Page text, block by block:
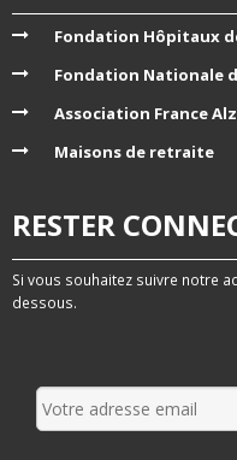
Fondation Hôpitaux
Fondation Nationale
Association France
Maisons de retraite
RESTER
Si vous souhaitez suivre notre
dessous.